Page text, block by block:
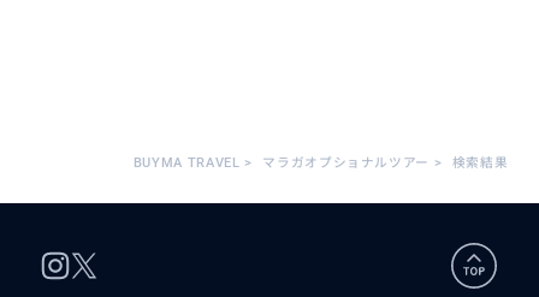
BUYMA TRAVEL > マラガオプショナルツアー > 検索結果